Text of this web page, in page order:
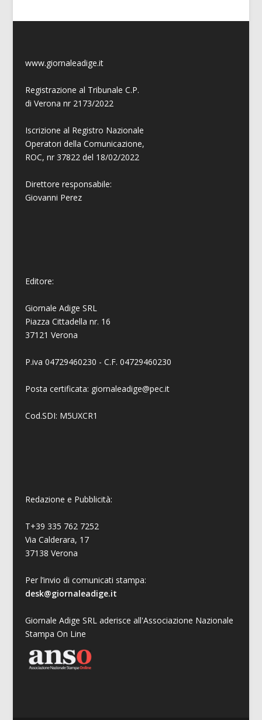
www.giornaleadige.it
Registrazione al Tribunale C.P.
di Verona nr 2173/2022
Iscrizione al Registro Nazionale
Operatori della Comunicazione,
ROC, nr 37822 del 18/02/2022
Direttore responsabile:
Giovanni Perez
Editore:
Giornale Adige SRL
Piazza Cittadella nr. 16
37121 Verona
P.iva 04729460230 - C.F. 04729460230
Posta certificata: giornaleadige@pec.it
Cod.SDI: M5UXCR1
Redazione e Pubblicità:
T+39 335 762 7252
Via Calderara, 17
37138 Verona
Per l’invio di comunicati stampa:
desk@giornaleadige.it
Giornale Adige SRL aderisce all'Associazione Nazionale
Stampa On Line